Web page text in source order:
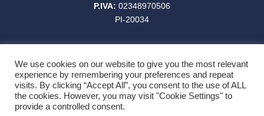
P.IVA: 02348970506
PI-20034
NEWSLETTER
We use cookies on our website to give you the most relevant
experience by remembering your preferences and repeat
visits. By clicking “Accept All”, you consent to the use of ALL
the cookies. However, you may visit "Cookie Settings" to
provide a controlled consent.
1